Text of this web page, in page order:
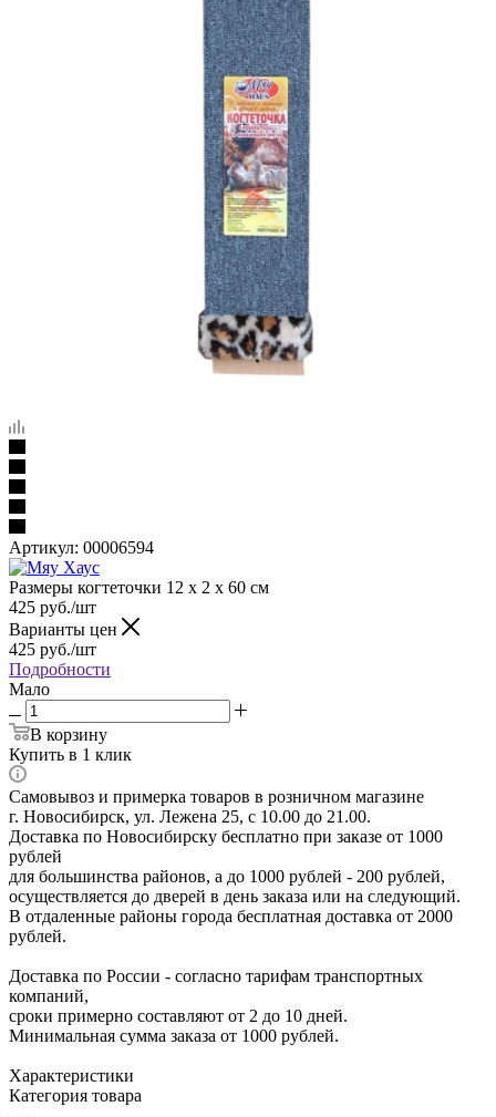
Артикул: 00006594
Размеры когтеточки 12 х 2 х 60 см
425 руб./шт
Варианты цен
425 руб./шт
Подробности
Мало
В корзину
Купить в 1 клик
Самовывоз и примерка товаров в розничном магазине
г. Новосибирск, ул. Лежена 25, с 10.00 до 21.00.
Доставка по Новосибирску бесплатно при заказе от 1000
рублей
для большинства районов, а до 1000 рублей - 200 рублей,
осуществляется до дверей в день заказа или на следующий.
В отдаленные районы города бесплатная доставка от 2000
рублей.
Доставка по России - согласно тарифам транспортных
компаний,
сроки примерно составляют от 2 до 10 дней.
Минимальная сумма заказа от 1000 рублей.
Характеристики
Категория товара